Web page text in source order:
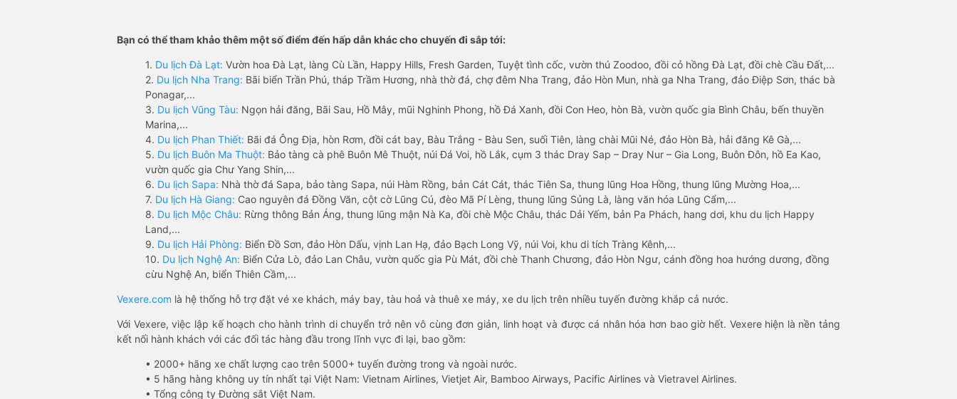
Bạn có thể tham khảo thêm một số điểm đến hấp dẫn khác cho chuyến đi sắp tới:
1. Du lịch Đà Lạt: Vườn hoa Đà Lạt, làng Cù Lần, Happy Hills, Fresh Garden, Tuyệt tình cốc, vườn thú Zoodoo, đồi cỏ hồng Đà Lạt, đồi chè Cầu Đất,...
2. Du lịch Nha Trang: Bãi biển Trần Phú, tháp Trầm Hương, nhà thờ đá, chợ đêm Nha Trang, đảo Hòn Mun, nhà ga Nha Trang, đảo Điệp Sơn, thác bà
Ponagar,...
3. Du lịch Vũng Tàu: Ngọn hải đăng, Bãi Sau, Hồ Mây, mũi Nghinh Phong, hồ Đá Xanh, đồi Con Heo, hòn Bà, vườn quốc gia Bình Châu, bến thuyền
Marina,...
4. Du lịch Phan Thiết: Bãi đá Ông Địa, hòn Rơm, đồi cát bay, Bàu Trắng - Bàu Sen, suối Tiên, làng chài Mũi Né, đảo Hòn Bà, hải đăng Kê Gà,...
5. Du lịch Buôn Ma Thuột: Bảo tàng cà phê Buôn Mê Thuột, núi Đá Voi, hồ Lắk, cụm 3 thác Dray Sap – Dray Nur – Gia Long, Buôn Đôn, hồ Ea Kao,
vườn quốc gia Chư Yang Shin,...
6. Du lịch Sapa: Nhà thờ đá Sapa, bảo tàng Sapa, núi Hàm Rồng, bản Cát Cát, thác Tiên Sa, thung lũng Hoa Hồng, thung lũng Mường Hoa,...
7. Du lịch Hà Giang: Cao nguyên đá Đồng Văn, cột cờ Lũng Cú, đèo Mã Pí Lèng, thung lũng Sủng Là, làng văn hóa Lũng Cẩm,...
8. Du lịch Mộc Châu: Rừng thông Bản Áng, thung lũng mận Nà Ka, đồi chè Mộc Châu, thác Dải Yếm, bản Pa Phách, hang dơi, khu du lịch Happy
Land,...
9. Du lịch Hải Phòng: Biển Đồ Sơn, đảo Hòn Dấu, vịnh Lan Hạ, đảo Bạch Long Vỹ, núi Voi, khu di tích Tràng Kênh,...
10. Du lịch Nghệ An: Biển Cửa Lò, đảo Lan Châu, vườn quốc gia Pù Mát, đồi chè Thanh Chương, đảo Hòn Ngư, cánh đồng hoa hướng dương, đồng
cừu Nghệ An, biển Thiên Cầm,...
Vexere.com là hệ thống hỗ trợ đặt vé xe khách, máy bay, tàu hoả và thuê xe máy, xe du lịch trên nhiều tuyến đường khắp cả nước.
Với Vexere, việc lập kế hoạch cho hành trình di chuyển trở nên vô cùng đơn giản, linh hoạt và được cá nhân hóa hơn bao giờ hết. Vexere hiện là nền tảng
kết nối hành khách với các đối tác hàng đầu trong lĩnh vực đi lại, bao gồm:
• 2000+ hãng xe chất lượng cao trên 5000+ tuyến đường trong và ngoài nước.
• 5 hãng hàng không uy tín nhất tại Việt Nam: Vietnam Airlines, Vietjet Air, Bamboo Airways, Pacific Airlines và Vietravel Airlines.
• Tổng công ty Đường sắt Việt Nam.